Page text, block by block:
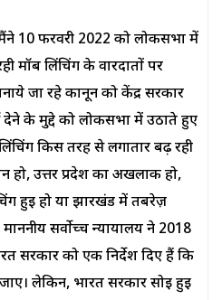
10 फरवरी 2022 को लोकसभा में
मॉब लिंचिंग के वारदातों पर
जा रहे कानून को केंद्र सरकार
देने के मुद्दे को लोकसभा में उठाते हुए
किस तरह से लगातार बढ़ रही
हो, उत्तर प्रदेश का अखलाक हो,
हुई हो या झारखंड में तबरेज़
सर्वोच्च न्यायालय ने 2018
सरकार को एक निर्देश दिए हैं कि
लेकिन, भारत सरकार सोई हुई